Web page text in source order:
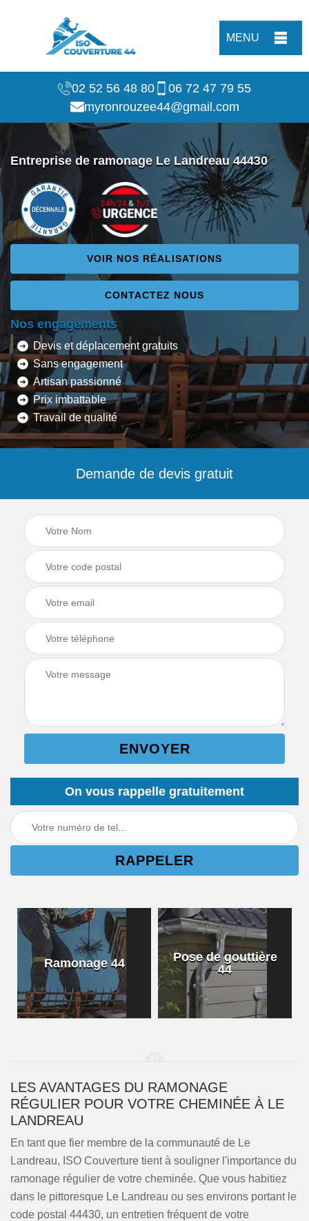
MENU
02 52 56 48 80
06 72 47 79 55
myronrouzee44@gmail.com
Entreprise de ramonage Le Landreau 44430
VOIR NOS RÉALISATIONS
CONTACTEZ NOUS
Nos engagements
Devis et déplacement gratuits
Sans engagement
Artisan passionné
Prix imbattable
Travail de qualité
Demande de devis gratuit
On vous rappelle gratuitement
Ramonage 44
Pose de gouttière
44
LES AVANTAGES DU RAMONAGE
RÉGULIER POUR VOTRE CHEMINÉE À LE
LANDREAU
En tant que fier membre de la communauté de Le
Landreau, ISO Couverture tient à souligner l'importance du
ramonage régulier de votre cheminée. Que vous habitiez
dans le pittoresque Le Landreau ou ses environs portant le
code postal 44430, un entretien fréquent de votre